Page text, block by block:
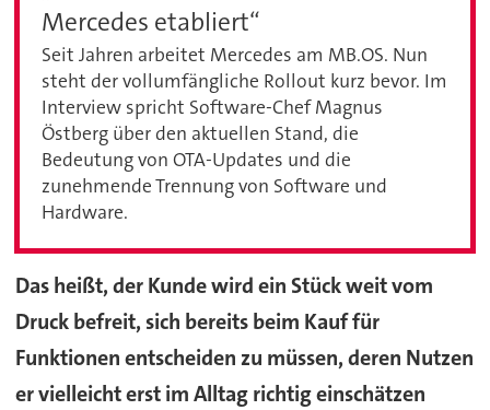
Mercedes etabliert“
Seit Jahren arbeitet Mercedes am MB.OS. Nun
steht der vollumfängliche Rollout kurz bevor. Im
Interview spricht Software-Chef Magnus
Östberg über den aktuellen Stand, die
Bedeutung von OTA-Updates und die
zunehmende Trennung von Software und
Hardware.
Das heißt, der Kunde wird ein Stück weit vom
Druck befreit, sich bereits beim Kauf für
Funktionen entscheiden zu müssen, deren Nutzen
er vielleicht erst im Alltag richtig einschätzen